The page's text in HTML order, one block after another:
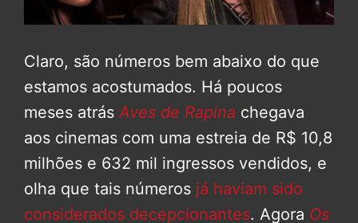
Claro, são números bem abaixo do que
estamos acostumados. Há poucos
meses atrás Aves de Rapina chegava
aos cinemas com uma estreia de R$ 10,8
milhões e 632 mil ingressos vendidos, e
olha que tais números já haviam sido
considerados decepcionantes. Agora Os